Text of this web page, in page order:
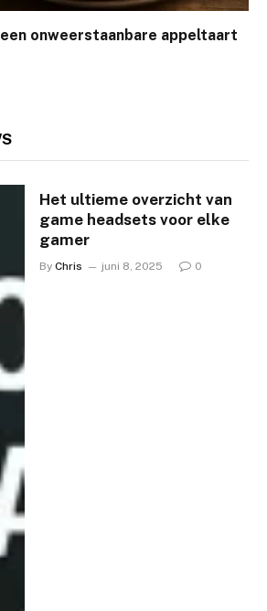
een onweerstaanbare appeltaart
Het ultieme overzicht van
game headsets voor elke
gamer
By Chris juni 8, 2025 0